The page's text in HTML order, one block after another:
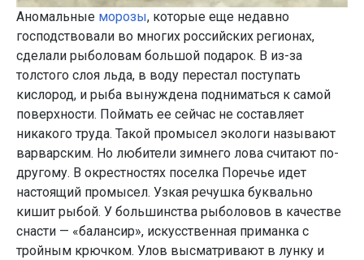
Аномальные морозы, которые еще недавно
господствовали во многих российских регионах,
сделали рыболовам большой подарок. В из-за
толстого слоя льда, в воду перестал поступать
кислород, и рыба вынуждена подниматься к самой
поверхности. Поймать ее сейчас не составляет
никакого труда. Такой промысел экологи называют
варварским. Но любители зимнего лова считают по-
другому. В окрестностях поселка Поречье идет
настоящий промысел. Узкая речушка буквально
кишит рыбой. У большинства рыболовов в качестве
снасти — «балансир», искусственная приманка с
тройным крючком. Улов высматривают в лунку и